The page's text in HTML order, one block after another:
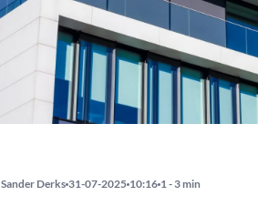
Sander Derks 31-07-2025 10:16 1 - 3 min